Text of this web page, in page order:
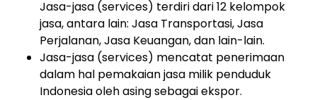
Jasa-jasa (services) terdiri dari 12 kelompok
jasa, antara lain: Jasa Transportasi, Jasa
Perjalanan, Jasa Keuangan, dan lain-lain.
Jasa-jasa (services) mencatat penerimaan
dalam hal pemakaian jasa milik penduduk
Indonesia oleh asing sebagai ekspor.